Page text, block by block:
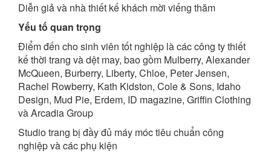
Diễn giả và nhà thiết kế khách mời viếng thăm
Yếu tố quan trọng
Điểm đến cho sinh viên tốt nghiệp là các công ty thiết
kế thời trang và dệt may, bao gồm Mulberry, Alexander
McQueen, Burberry, Liberty, Chloe, Peter Jensen,
Rachel Rowberry, Kath Kidston, Cole & Sons, Idaho
Design, Mud Pie, Erdem, ID magazine, Griffin Clothing
và Arcadia Group
Studio trang bị đầy đủ máy móc tiêu chuẩn công
nghiệp và các phụ kiện